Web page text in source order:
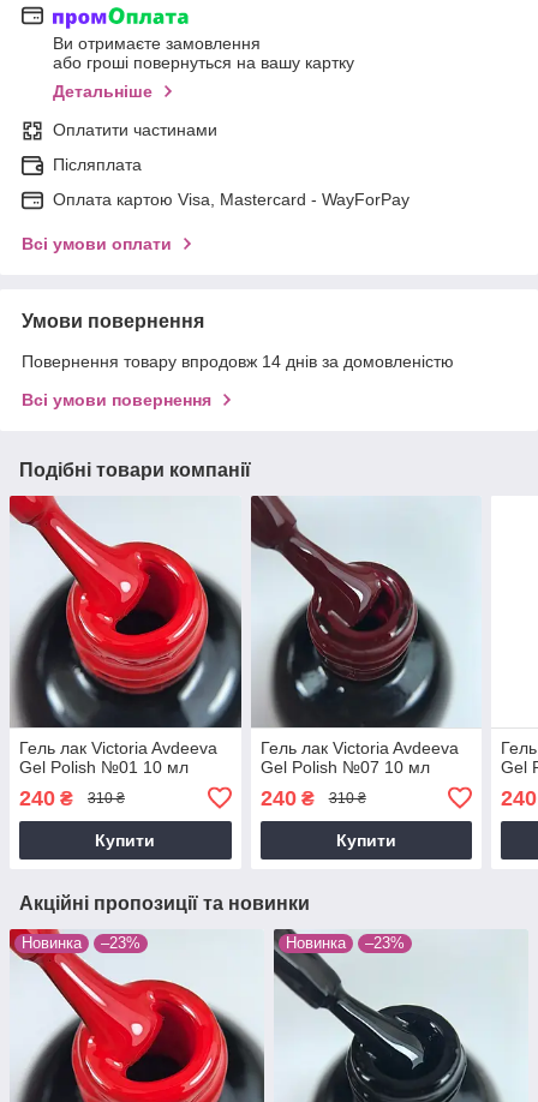
Ви отримаєте замовлення
або гроші повернуться на вашу картку
Детальніше
Оплатити частинами
Післяплата
Оплата картою Visa, Mastercard - WayForPay
Всі умови оплати
Умови повернення
Повернення товару впродовж 14 днів за домовленістю
Всі умови повернення
Подібні товари компанії
Гель лак Victoria Avdeeva
Gel Polish №01 10 мл
240 ₴ 310 ₴
Купити
Гель лак Victoria Avdeeva
Gel Polish №07 10 мл
240₴ 310 ₴
Купити
Gel
240
Акційні пропозиції та новинки
Новинка –23% Новинка –23%